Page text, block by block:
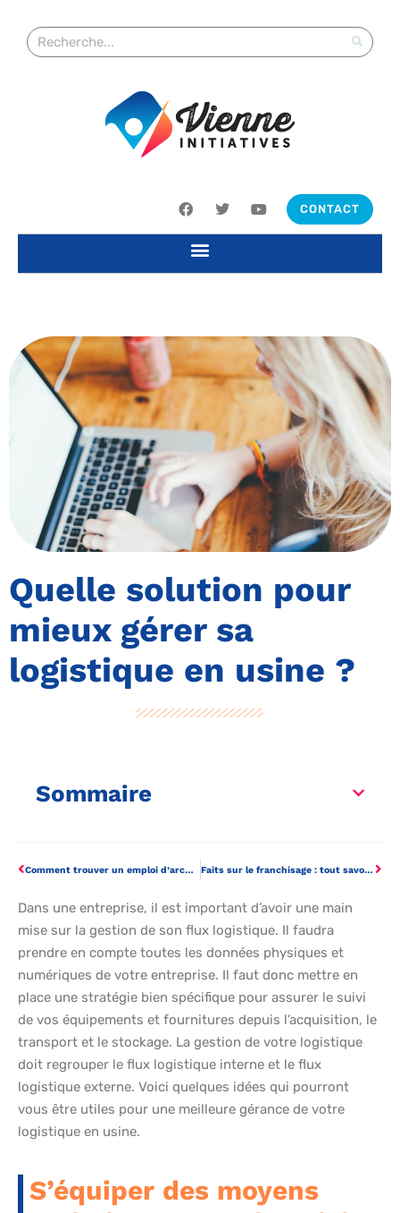
CONTACT
Quelle solution pour
mieux gérer sa
logistique en usine ?
Sommaire
Comment trouver un emploi d’architecte d’intérieur ? Faits sur le franchisage : tout savoir sur la franchise
Dans une entreprise, il est important d’avoir une main
mise sur la gestion de son flux logistique. Il faudra
prendre en compte toutes les données physiques et
numériques de votre entreprise. Il faut donc mettre en
place une stratégie bien spécifique pour assurer le suivi
de vos équipements et fournitures depuis l’acquisition, le
transport et le stockage. La gestion de votre logistique
doit regrouper le flux logistique interne et le flux
logistique externe. Voici quelques idées qui pourront
vous être utiles pour une meilleure gérance de votre
logistique en usine.
S’équiper des moyens